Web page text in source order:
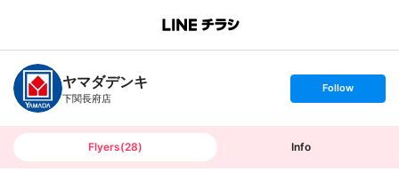
B
n
c
h
T
ヤマダデンキ
下関長府店
s
t
o
Follow
Flyers(28) Info